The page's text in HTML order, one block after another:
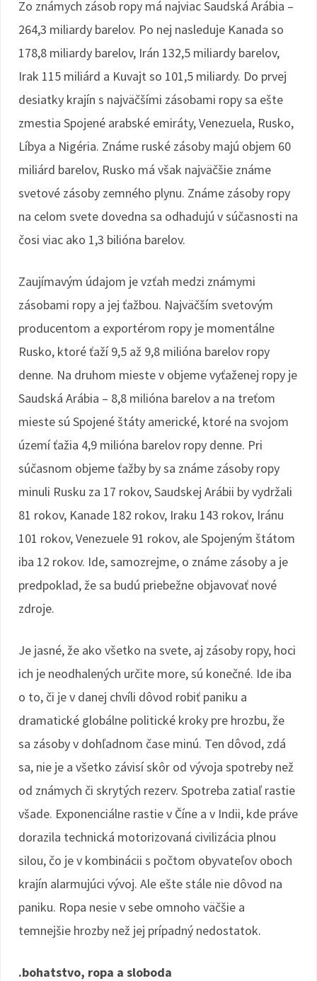
Zo známych zásob ropy má najviac Saudská Arábia –
264,3 miliardy barelov. Po nej nasleduje Kanada so
178,8 miliardy barelov, Irán 132,5 miliardy barelov,
Irak 115 miliárd a Kuvajt so 101,5 miliardy. Do prvej
desiatky krajín s najväčšími zásobami ropy sa ešte
zmestia Spojené arabské emiráty, Venezuela, Rusko,
Líbya a Nigéria. Známe ruské zásoby majú objem 60
miliárd barelov, Rusko má však najväčšie známe
svetové zásoby zemného plynu. Známe zásoby ropy
na celom svete dovedna sa odhadujú v súčasnosti na
čosi viac ako 1,3 bilióna barelov.
Zaujímavým údajom je vzťah medzi známymi
zásobami ropy a jej ťažbou. Najväčším svetovým
producentom a exportérom ropy je momentálne
Rusko, ktoré ťaží 9,5 až 9,8 milióna barelov ropy
denne. Na druhom mieste v objeme vyťaženej ropy je
Saudská Arábia – 8,8 milióna barelov a na treťom
mieste sú Spojené štáty americké, ktoré na svojom
území ťažia 4,9 milióna barelov ropy denne. Pri
súčasnom objeme ťažby by sa známe zásoby ropy
minuli Rusku za 17 rokov, Saudskej Arábii by vydržali
81 rokov, Kanade 182 rokov, Iraku 143 rokov, Iránu
101 rokov, Venezuele 91 rokov, ale Spojeným štátom
iba 12 rokov. Ide, samozrejme, o známe zásoby a je
predpoklad, že sa budú priebežne objavovať nové
zdroje.
Je jasné, že ako všetko na svete, aj zásoby ropy, hoci
ich je neodhalených určite more, sú konečné. Ide iba
o to, či je v danej chvíli dôvod robiť paniku a
dramatické globálne politické kroky pre hrozbu, že
sa zásoby v dohľadnom čase minú. Ten dôvod, zdá
sa, nie je a všetko závisí skôr od vývoja spotreby než
od známych či skrytých rezerv. Spotreba zatiaľ rastie
všade. Exponenciálne rastie v Číne a v Indii, kde práve
dorazila technická motorizovaná civilizácia plnou
silou, čo je v kombinácii s počtom obyvateľov oboch
krajín alarmujúci vývoj. Ale ešte stále nie dôvod na
paniku. Ropa nesie v sebe omnoho väčšie a
temnejšie hrozby než jej prípadný nedostatok.
.bohatstvo, ropa a sloboda